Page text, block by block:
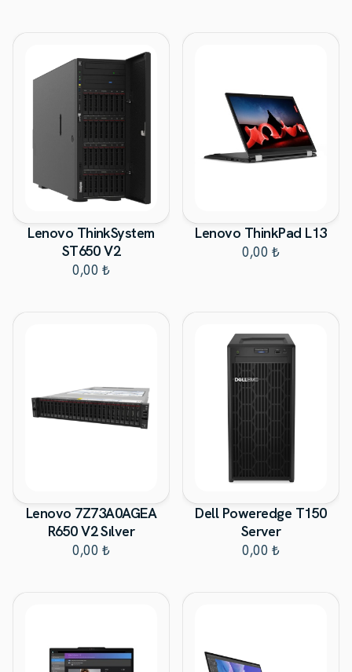
Lenovo ThinkSystem
ST650 V2
0,00 ₺
Lenovo ThinkPad L13
0,00 ₺
Lenovo 7Z73A0AGEA
R650 V2 Sılver
0,00 ₺
Dell Poweredge T150
Server
0,00 ₺